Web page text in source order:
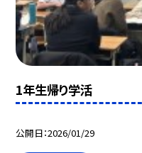
1年生帰り学活
公開日 2026/01/29